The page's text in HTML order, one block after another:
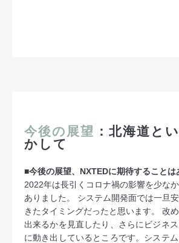
今後の展望 ：北海道と
かして
■今後の展望、NXTEDに期待することは
2022年は長引くコロナ禍の影響を少な
ありました。 システム開発面では一旦
きたタイミングだったと思います。 改
出来るかを見直したり、さらにビジネ
に動き出しているところです。システ